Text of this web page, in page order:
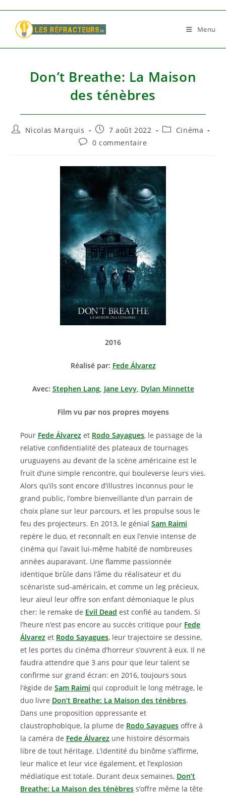
content
Menu
Don’t Breathe: La Maison
des ténèbres
Auteur/autrice
Nicolas Marquis
Publication
publiée :
7 août 2022
PostCinéma
Commentaires
publication :
0 commentaire
2016
Réalisé par: Fede Álvarez
Avec: Stephen Lang, Jane Levy, Dylan Minnette
Film vu par nos propres moyens
Pour Fede Álvarez et Rodo Sayagues, le passage de la
relative confidentialité des plateaux de tournages
uruguayens au devant de la scène américaine est le
fruit d’une simple rencontre, qui bouleverse leurs vies.
Alors qu’ils sont encore d’illustres inconnus pour le
grand public, l’ombre bienveillante d’un parrain de
choix plane sur leur parcours, et les propulse sous le
feu des projecteurs. En 2013, le génial Sam Raimi
repère le duo, et reconnaît en eux l’envie intense de
cinéma qui l’avait lui-même habité de nombreuses
années auparavant. Une flamme passionnée
identique brûle dans l’âme du réalisateur et du
scénariste sud-américain, et comme un leg précieux,
leur aïeul leur offre son enfant démoniaque le plus
cher: le remake de Evil Dead est confié au tandem. Si
l’heure n’est pas encore au succès critique pour Fede
Álvarez et Rodo Sayagues, leur trajectoire se dessine,
et les portes du cinéma d’horreur s’ouvrent à eux. Il ne
faudra attendre que 3 ans pour que leur talent se
confirme sur grand écran: en 2016, toujours sous
l’égide de Sam Raimi qui coproduit le long métrage, le
duo livre Don’t Breathe: La Maison des ténèbres.
Dans une proposition oppressante et
claustrophobique, la plume de Rodo Sayagues offre à
la caméra de Fede Álvarez une histoire désormais
libre de tout héritage. L’identité du binôme s’affirme,
leur malice et leur vice également, et l’explosion
médiatique est totale. Durant deux semaines, Don’t
Breathe: La Maison des ténèbres s’offre même la tête